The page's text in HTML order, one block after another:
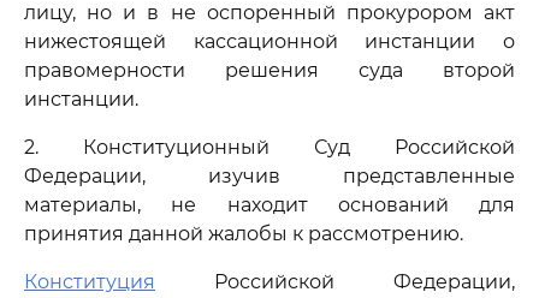
лицу, но и в не оспоренный прокурором акт
нижестоящей кассационной инстанции о
правомерности решения суда второй
инстанции.
2. Конституционный Суд Российской
Федерации, изучив представленные
материалы, не находит оснований для
принятия данной жалобы к рассмотрению.
Конституция
Российской Федерации,